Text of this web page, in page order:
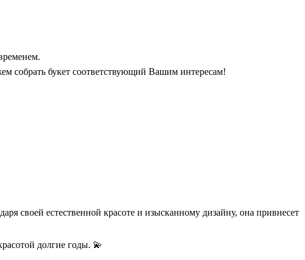
собрать букет соответствующий Вашим интересам!
своей естественной красоте и изысканному дизайну, она привнесет
долгие годы. 💫